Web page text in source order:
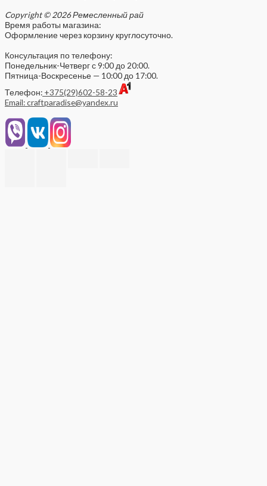
Copyright © 2026 Ремесленный рай
Время работы магазина:
Оформление через корзину круглосуточно.
Консультация по телефону:
Понедельник-Четверг с 9:00 до 20:00.
Пятница-Воскресенье — 10:00 до 17:00.
Телефон: +375(29)602-58-23
Email: craftparadise@yandex.ru